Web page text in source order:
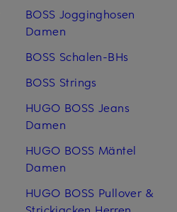
BOSS Jogginghosen
Damen
BOSS Schalen-BHs
BOSS Strings
HUGO BOSS Jeans
Damen
HUGO BOSS Mäntel
Damen
HUGO BOSS Pullover &